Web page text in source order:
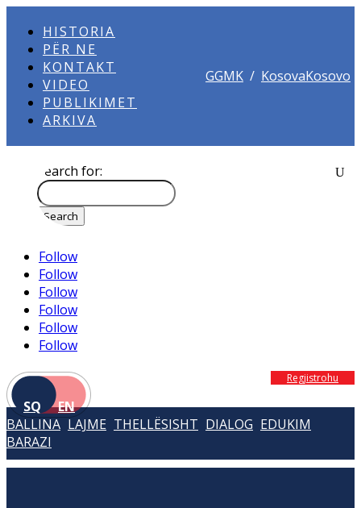
HISTORIA
PËR NE
KONTAKT
VIDEO
PUBLIKIMET
ARKIVA
GGMK / KosovaKosovo
Search for:
Follow
Follow
Follow
Follow
Follow
Follow
SQ EN
Regjistrohu
BALLINA LAJME THELLËSISHT DIALOG EDUKIM
BARAZI